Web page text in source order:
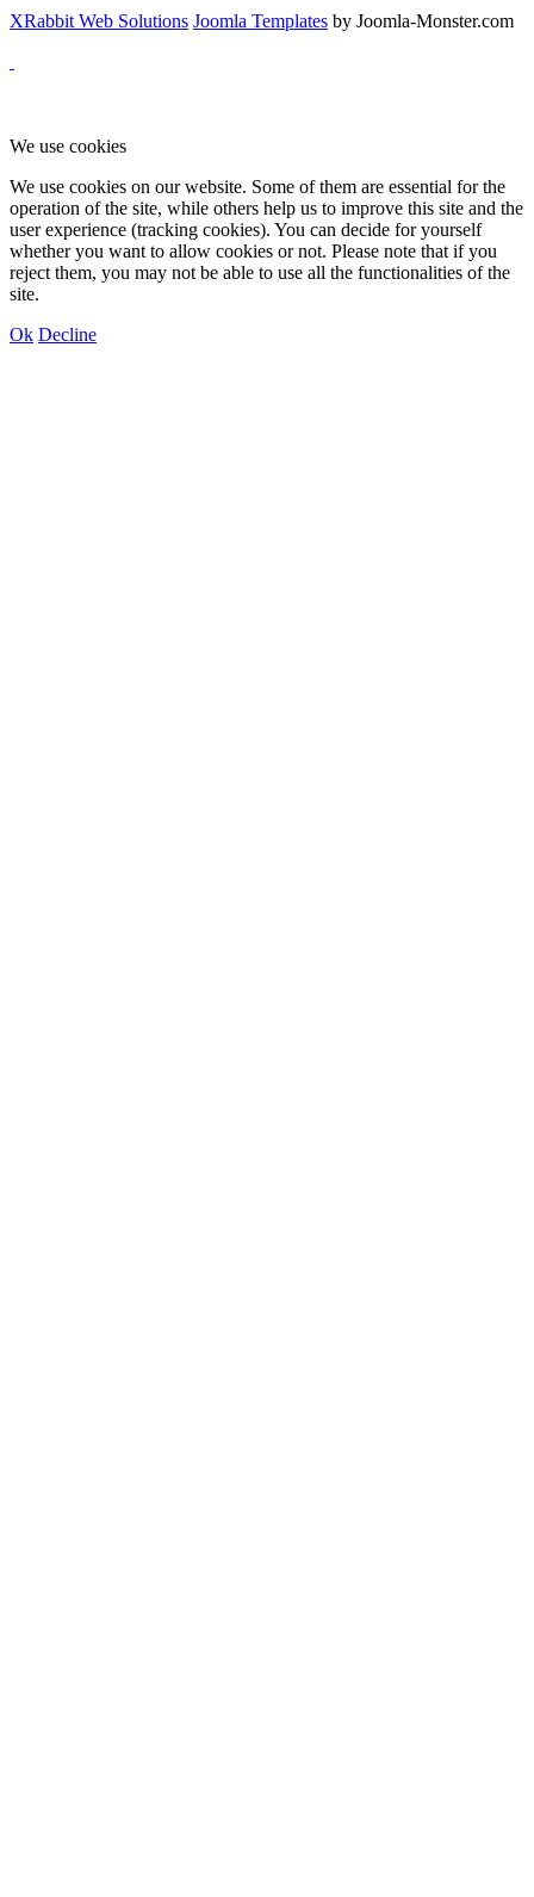
XRabbit Web Solutions Joomla Templates by Joomla-Monster.com
We use cookies
We use cookies on our website. Some of them are essential for the
operation of the site, while others help us to improve this site and the
user experience (tracking cookies). You can decide for yourself
whether you want to allow cookies or not. Please note that if you
reject them, you may not be able to use all the functionalities of the
site.
Ok Decline